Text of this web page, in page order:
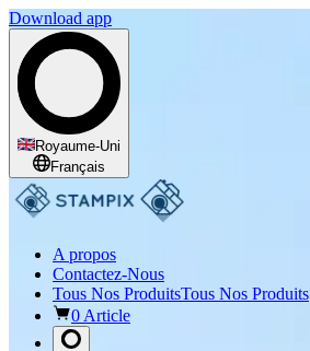
Download app
Royaume-Uni
Français
A propos
Contactez-Nous
Tous Nos ProduitsTous Nos Produits
0 Article